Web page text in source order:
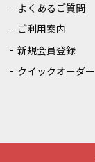
よくあるご質問
ご利用案内
新規会員登録
クイックオーダー